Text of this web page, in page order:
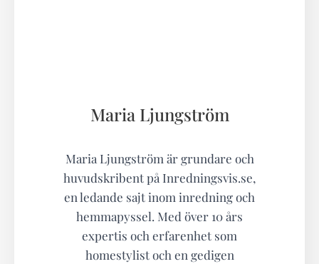
Maria Ljungström
Maria Ljungström är grundare och
huvudskribent på Inredningsvis.se,
en ledande sajt inom inredning och
hemmapyssel. Med över 10 års
expertis och erfarenhet som
homestylist och en gedigen